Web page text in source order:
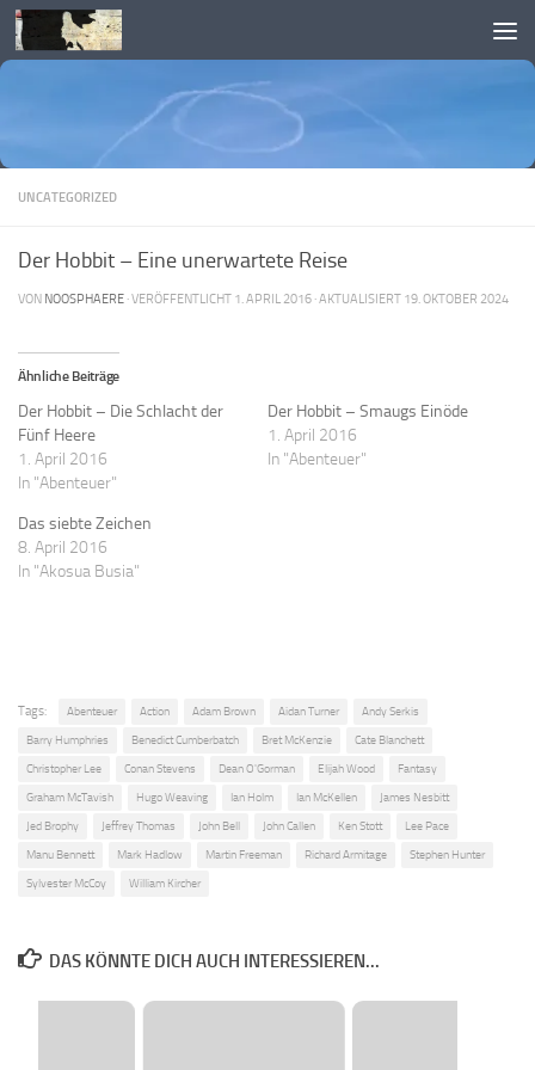
Skip to content
UNCATEGORIZED
Der Hobbit – Eine unerwartete Reise
VON NOOSPHAERE · VERÖFFENTLICHT 1. APRIL 2016 · AKTUALISIERT 19. OKTOBER 2024
Ähnliche Beiträge
Der Hobbit – Die Schlacht der
Fünf Heere
1. April 2016
In "Abenteuer"
Der Hobbit – Smaugs Einöde
1. April 2016
In "Abenteuer"
Das siebte Zeichen
8. April 2016
In "Akosua Busia"
Tags: Abenteuer Action Adam Brown Aidan Turner Andy Serkis
Barry Humphries Benedict Cumberbatch Bret McKenzie Cate Blanchett
Christopher Lee Conan Stevens Dean O'Gorman Elijah Wood Fantasy
Graham McTavish Hugo Weaving Ian Holm Ian McKellen James Nesbitt
Jed Brophy Jeffrey Thomas John Bell John Callen Ken Stott Lee Pace
Manu Bennett Mark Hadlow Martin Freeman Richard Armitage Stephen Hunter
Sylvester McCoy William Kircher
DAS KÖNNTE DICH AUCH INTERESSIEREN...